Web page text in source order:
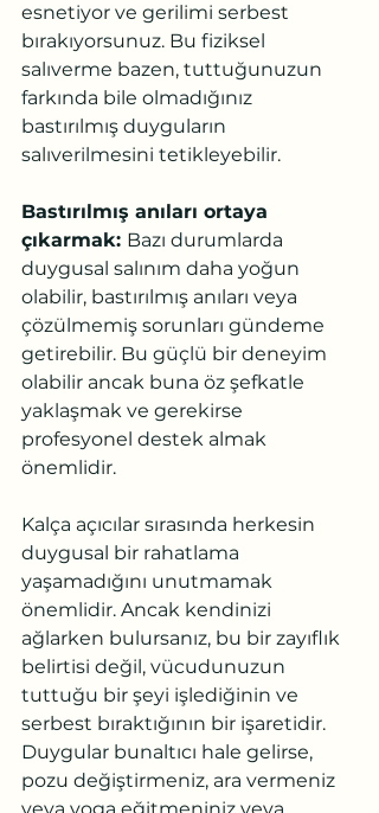
esnetiyor ve gerilimi serbest
bırakıyorsunuz. Bu fiziksel
salıverme bazen, tuttuğunuzun
farkında bile olmadığınız
bastırılmış duyguların
salıverilmesini tetikleyebilir.
Bastırılmış anıları ortaya
çıkarmak: Bazı durumlarda
duygusal salınım daha yoğun
olabilir, bastırılmış anıları veya
çözülmemiş sorunları gündeme
getirebilir. Bu güçlü bir deneyim
olabilir ancak buna öz şefkatle
yaklaşmak ve gerekirse
profesyonel destek almak
önemlidir.
Kalça açıcılar sırasında herkesin
duygusal bir rahatlama
yaşamadığını unutmamak
önemlidir. Ancak kendinizi
ağlarken bulursanız, bu bir zayıflık
belirtisi değil, vücudunuzun
tuttuğu bir şeyi işlediğinin ve
serbest bıraktığının bir işaretidir.
Duygular bunaltıcı hale gelirse,
pozu değiştirmeniz, ara vermeniz